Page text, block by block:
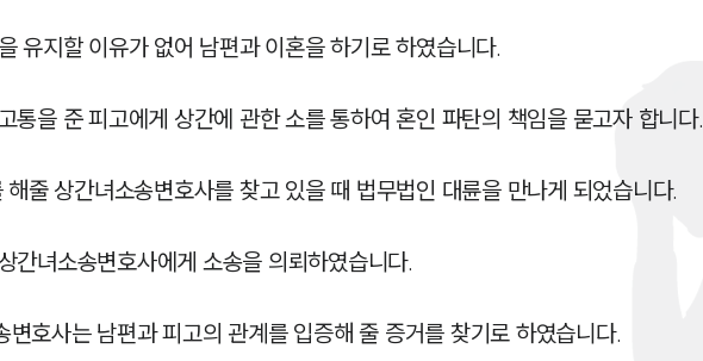
유지할 이유가 없어 남편과 이혼을 하기로 하였습니다.
통을 준 피고에게 상간에 관한 소를 통하여 혼인 파탄의 책임을 묻고자 합니다.
줄 상간녀소송변호사를 찾고 있을 때 법무법인 대륜을 만나게 되었습니다.
간녀소송변호사에게 소송을 의뢰하였습니다.
변호사는 남편과 피고의 관계를 입증해 줄 증거를 찾기로 하였습니다.